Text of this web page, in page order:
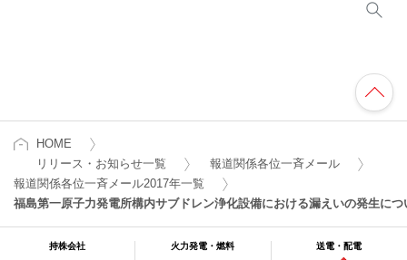
HOME
リリース・お知らせ一覧
報道関係各位一斉メール
報道関係各位一斉メール2017年一覧
福島第一原子力発電所構内サブドレン浄化設備における漏えいの発生につ
持株会社 火力発電・燃料 送電・配電